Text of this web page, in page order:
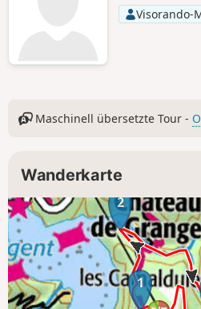
Visorando-
Maschinell übersetzte Tour -
Wanderkarte
1
2